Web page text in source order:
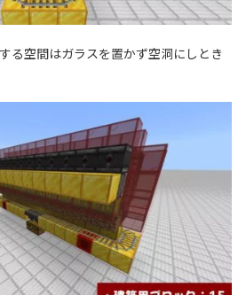
る空間はガラスを置かず空洞にしとき